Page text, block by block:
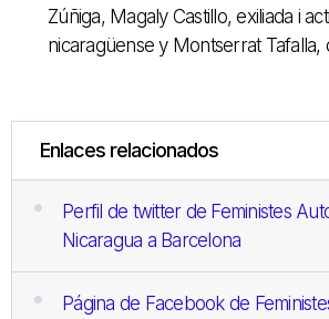
Zúñiga, Magaly Castillo, exiliada i
nicaragüense y Montserrat Tafalla,
Enlaces relacionados
Perfil de twitter de Feministes
Nicaragua a Barcelona
Página de Facebook de